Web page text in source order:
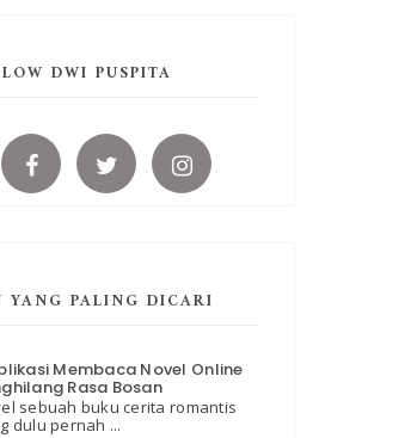
DWI PUSPITA
YANG PALING DICARI
Membaca Novel Online
Rasa Bosan
sebuah buku cerita romantis
dulu pernah ...